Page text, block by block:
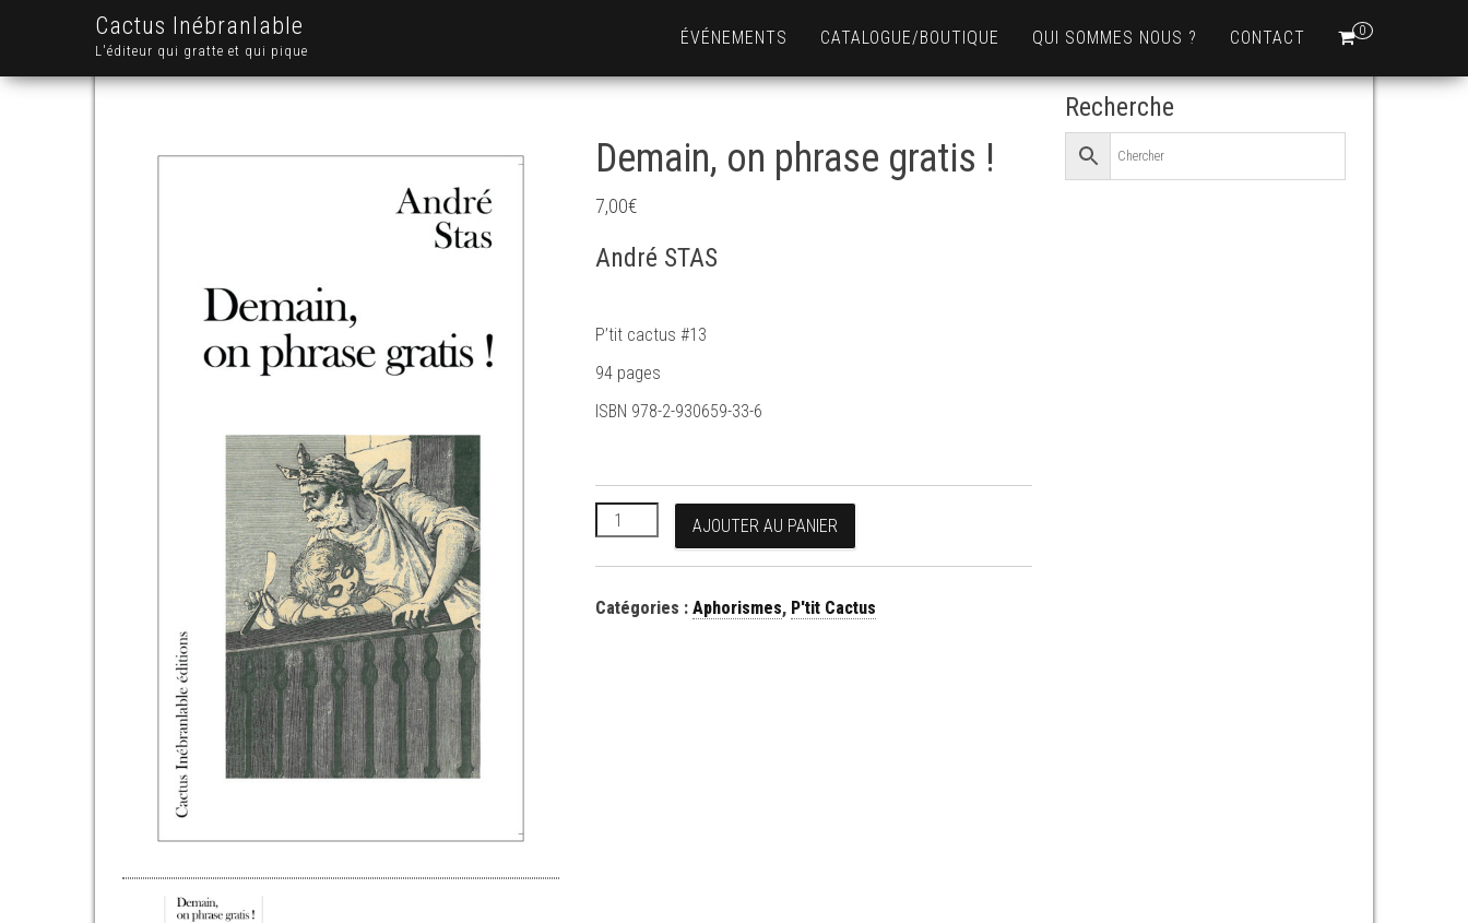
Cactus Inébranlable
L'éditeur qui gratte et qui pique
0
ÉVÉNEMENTS CATALOGUE/BOUTIQUE QUI SOMMES NOUS ? CONTACT
Demain, on phrase gratis !
7,00€
André STAS
P’tit cactus #13
94 pages
ISBN 978-2-930659-33-6
quantité de Demain, on phrase gratis !
AJOUTER AU PANIER
Catégories : Aphorismes, P'tit Cactus
Recherche